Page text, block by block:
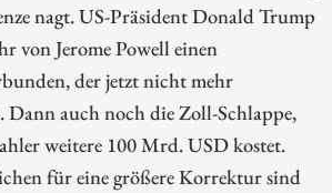
nagt. US-Präsident Donald Trump
von Jerome Powell einen
der jetzt nicht mehr
Dann auch noch die Zoll-Schlappe,
weitere 100 Mrd. USD kostet.
für eine größere Korrektur sind